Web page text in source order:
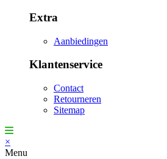
Extra
Aanbiedingen
Klantenservice
Contact
Retourneren
Sitemap
×
Menu